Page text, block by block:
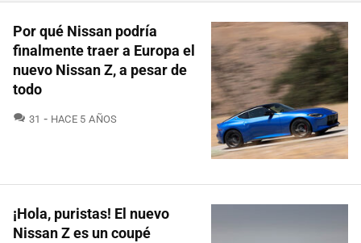
Por qué Nissan podría
finalmente traer a Europa el
nuevo Nissan Z, a pesar de
todo
31 COMENTARIOS
HACE 5 AÑOS
¡Hola, puristas! El nuevo
Nissan Z es un coupé